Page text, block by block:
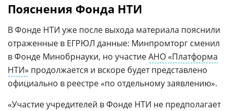
Пояснения Фонда НТИ
В Фонде НТИ уже после выхода материала пояснили
отраженные в ЕГРЮЛ данные: Минпромторг сменил
в Фонде Минобрнауки, но участиеАНО «Платформа
НТИ» продолжается и вскоре будет представлено
официально в реестре «по отдельному заявлению».
«Участие учредителей в Фонде НТИ не предполагает